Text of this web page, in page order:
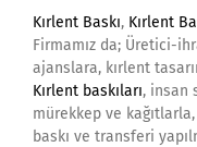
Kırlent Baskı, Kırlent
Firmamız da; Üretici-
ajanslara, kırlent
Kırlent baskıları, insan
mürekkep ve
baskı ve transferi